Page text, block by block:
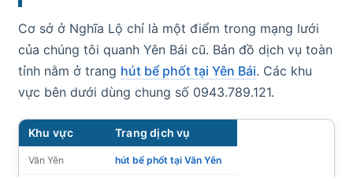
Cơ sở ở Nghĩa Lộ chỉ là một điểm trong mạng lưới
của chúng tôi quanh Yên Bái cũ. Bản đồ dịch vụ toàn
tỉnh nằm ở trang hút bể phốt tại Yên Bái. Các khu
vực bên dưới dùng chung số 0943.789.121.
Khu vực Trang dịch vụ
Văn Yên hút bể phốt tại Văn Yên